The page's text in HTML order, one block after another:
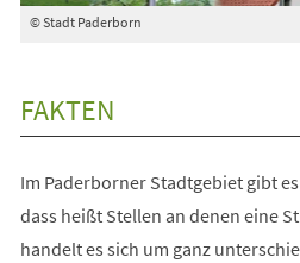
© Stadt Paderborn
FAKTEN
Im Paderborner Stadtgebiet gibt
dass heißt Stellen an denen eine
handelt es sich um ganz